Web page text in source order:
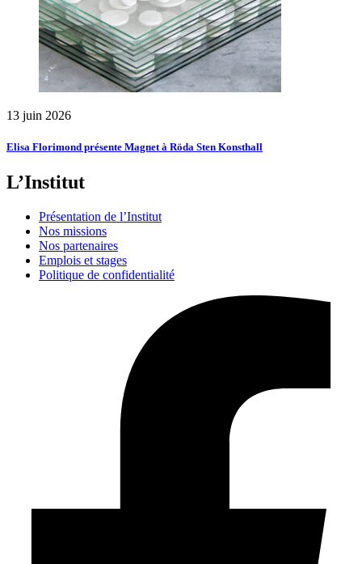
13 juin 2026
Elisa Florimond présente Magnet à Röda Sten Konsthall
L’Institut
Présentation de l’Institut
Nos missions
Nos partenaires
Emplois et stages
Politique de confidentialité